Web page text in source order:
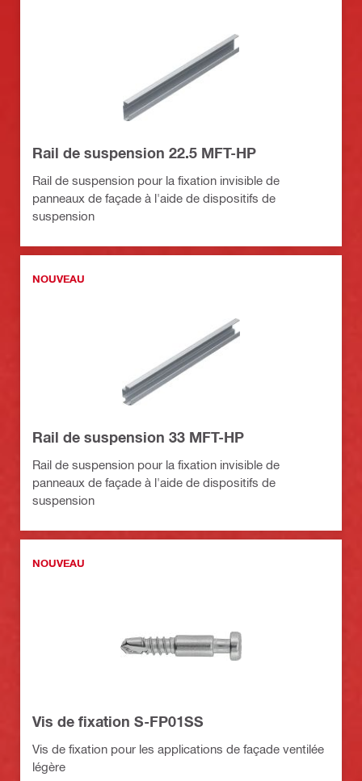
Rail de suspension 22.5 MFT-HP
Rail de suspension pour la fixation invisible de
panneaux de façade à l'aide de dispositifs de
suspension
NOUVEAU
Rail de suspension 33 MFT-HP
Rail de suspension pour la fixation invisible de
panneaux de façade à l'aide de dispositifs de
suspension
NOUVEAU
Vis de fixation S-FP01SS
Vis de fixation pour les applications de façade ventilée
légère